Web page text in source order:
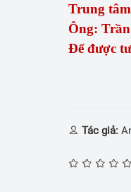
Trung
Ông:
Để được
Tác giả: